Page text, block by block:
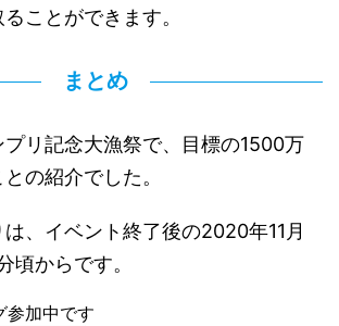
ことができます。
まとめ
リ記念大漁祭で、目標の1500万
の紹介でした。
、イベント終了後の2020年11月
頃からです。
参加中です